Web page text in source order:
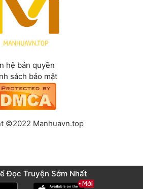
hệ bản quyền
sách bảo mật
©2022 Manhuavn.top
Đọc Truyện Sớm Nhất